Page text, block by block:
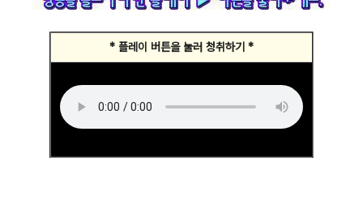
* 플레이 버튼을 눌러 청취하기 *